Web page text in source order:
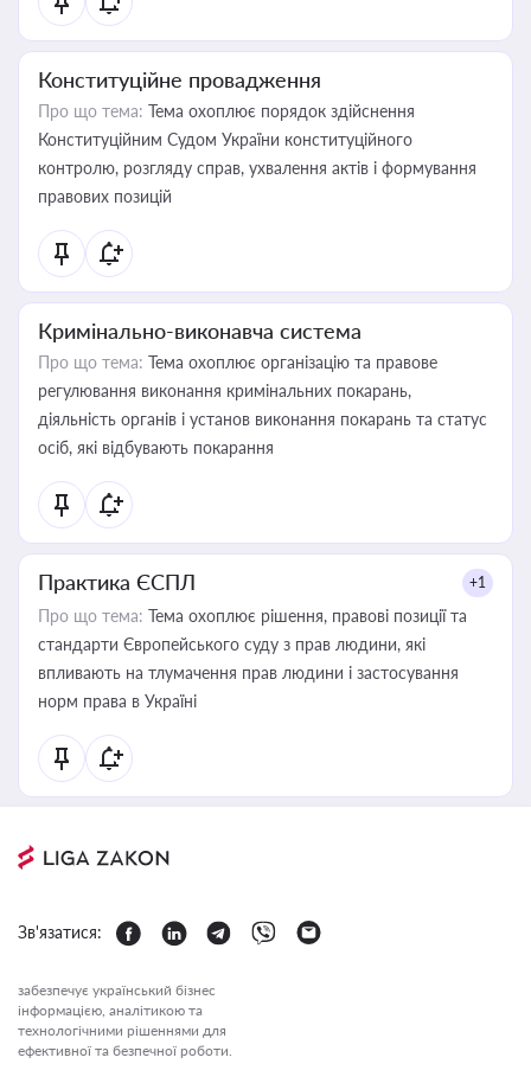
Конституційне провадження
Про що тема: Тема охоплює порядок здійснення
Конституційним Судом України конституційного
контролю, розгляду справ, ухвалення актів і формування
правових позицій
Кримінально-виконавча система
Про що тема: Тема охоплює організацію та правове
регулювання виконання кримінальних покарань,
діяльність органів і установ виконання покарань та статус
осіб, які відбувають покарання
Практика ЄСПЛ +1
Про що тема: Тема охоплює рішення, правові позиції та
стандарти Європейського суду з прав людини, які
впливають на тлумачення прав людини і застосування
норм права в Україні
Зв'язатися:
забезпечує український бізнес
інформацією, аналітикою та
технологічними рішеннями для
ефективної та безпечної роботи.